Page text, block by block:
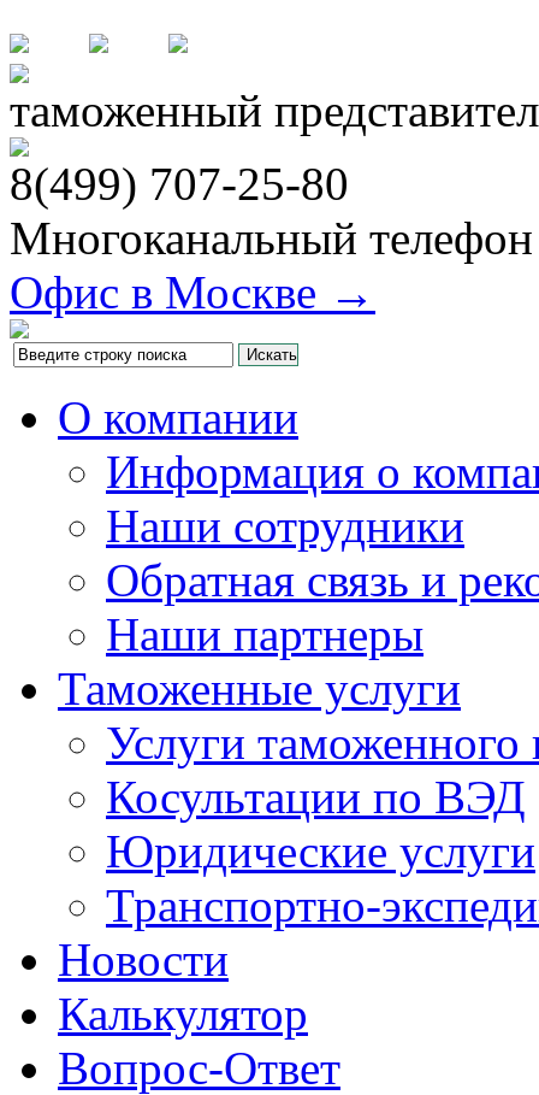
таможенный
8(499) 707-25-80
Многоканальный
Офис в Москве →
О компании
Информация о
Наши сотрудники
Обратная связь и
Наши партнеры
Таможенные услуги
Услуги таможенного
Косультации по ВЭД
Юридические услуги
Транспортно-
Новости
Калькулятор
Вопрос-Ответ